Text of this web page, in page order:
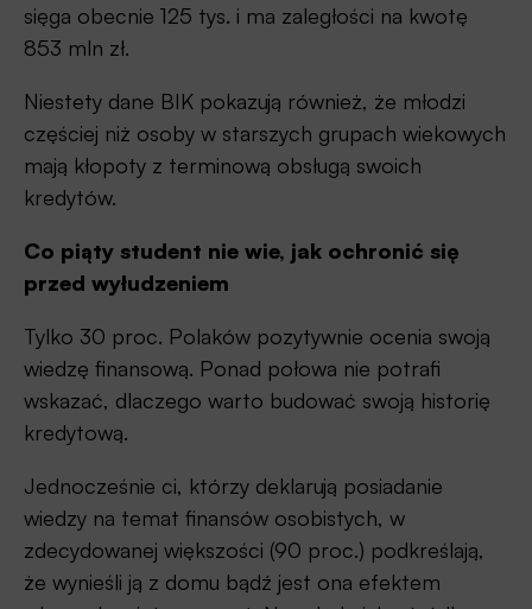
sięga obecnie 125 tys. i ma zaległości na kwotę
853 mln zł.
Niestety dane BIK pokazują również, że młodzi
częściej niż osoby w starszych grupach wiekowych
mają kłopoty z terminową obsługą swoich
kredytów.
Co piąty student nie wie, jak ochronić się
przed wyłudzeniem
Tylko 30 proc. Polaków pozytywnie ocenia swoją
wiedzę finansową. Ponad połowa nie potrafi
wskazać, dlaczego warto budować swoją historię
kredytową.
Jednocześnie ci, którzy deklarują posiadanie
wiedzy na temat finansów osobistych, w
zdecydowanej większości (90 proc.) podkreślają,
że wynieśli ją z domu bądź jest ona efektem